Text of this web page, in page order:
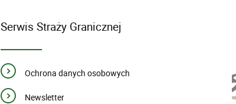
Serwis Straży Granicznej
Ochrona danych osobowych
Newsletter